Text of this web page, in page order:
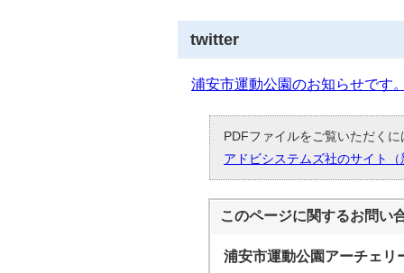
twitter
浦安市運動公園のお知らせです
PDFファイルをご覧いただく
アドビシステムズ社のサイト
このページに関するお問い
浦安市運動公園アーチェリ